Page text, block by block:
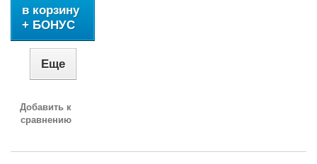
в корзину
+ БОНУС
Еще
Добавить к
сравнению